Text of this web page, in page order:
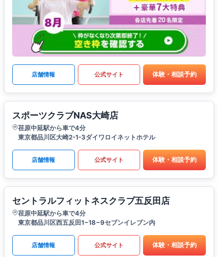
店舗情報 公式サイト 体験・相談予約
スポーツクラブNAS大崎店
荏原中延駅から車で4分
東京都品川区大崎2-1-3ダイワロイネットホテル
店舗情報 公式サイト 体験・相談予約
セントラルフィットネスクラブ五反田店
荏原中延駅から車で4分
東京都品川区西五反田1−18−9セブンイレブン内
店舗情報 公式サイト 体験・相談予約